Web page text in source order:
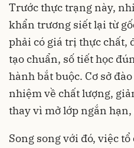
Trước thực trạng này,
khẩn trương siết lại từ
phải có giá trị thực chất,
tạo chuẩn, số tiết học
hành bắt buộc. Cơ sở
nhiệm về chất lượng,
thay vì mở lớp ngắn
Song song với đó, việc